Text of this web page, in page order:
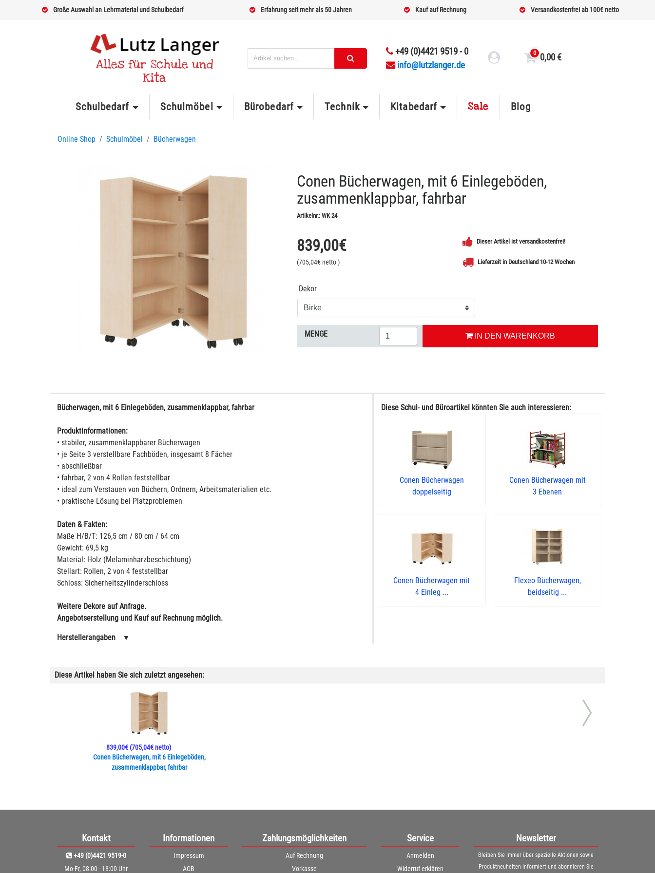
Große Auswahl an Lehrmaterial und Schulbedarf Erfahrung seit mehr als 50 Jahren Kauf auf Rechnung Versandkostenfrei ab 100€ netto
Alles für Schule und
Kita
+49 (0)4421 9519 - 0
info@lutzlanger.de
0 0,00 €
Schulbedarf Schulmöbel Bürobedarf Technik Kitabedarf Sale Blog
Online Shop Schulmöbel Bücherwagen
Conen Bücherwagen, mit 6 Einlegeböden,
zusammenklappbar, fahrbar
Artikelnr.: WK 24
839,00€
(705,04€ netto)
Dieser Artikel ist versandkostenfrei!
Lieferzeit in Deutschland 10-12 Wochen
Dekor
MENGE IN DEN WARENKORB
Bücherwagen, mit 6 Einlegeböden, zusammenklappbar, fahrbar
Produktinformationen:
• stabiler, zusammenklappbarer Bücherwagen
• je Seite 3 verstellbare Fachböden, insgesamt 8 Fächer
• abschließbar
• fahrbar, 2 von 4 Rollen feststellbar
• ideal zum Verstauen von Büchern, Ordnern, Arbeitsmaterialien etc.
• praktische Lösung bei Platzproblemen
Daten & Fakten:
Maße H/B/T: 126,5 cm / 80 cm / 64 cm
Gewicht: 69,5 kg
Material: Holz (Melaminharzbeschichtung)
Stellart: Rollen, 2 von 4 feststellbar
Schloss: Sicherheitszylinderschloss
Weitere Dekore auf Anfrage.
Angebotserstellung und Kauf auf Rechnung möglich.
Herstellerangaben ▼
Diese Schul- und Büroartikel könnten Sie auch interessieren:
Conen Bücherwagen
doppelseitig
Conen Bücherwagen mit
3 Ebenen
Conen Bücherwagen mit
4 Einleg ...
Flexeo Bücherwagen,
beidseitig ...
Diese Artikel haben Sie sich zuletzt angesehen:
Conen Bücherwagen, mit 6 Einlegeböden,
zusammenklappbar, fahrbar
839,00€(705,04€ netto)
Kontakt
+49 (0)4421 9519-0
Mo-Fr, 08:00 - 18:00 Uhr
Informationen
Impressum
AGB
Zahlungsmöglichkeiten
Auf Rechnung
Vorkasse
Service
Anmelden
Widerruf erklären
Newsletter
Bleiben Sie immer über spezielle Aktionen sowie
Produktneuheiten informiert und abonnieren Sie